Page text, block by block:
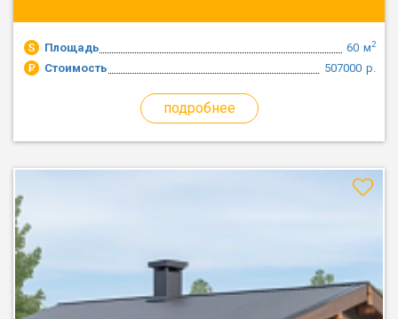
Площадь м2
60
Стоимость
р.
507000
подробнее